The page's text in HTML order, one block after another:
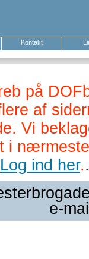
Kontakt
på
af
Vi
i
Log ind her..
e-